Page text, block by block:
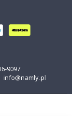
9097
info@namly.pl